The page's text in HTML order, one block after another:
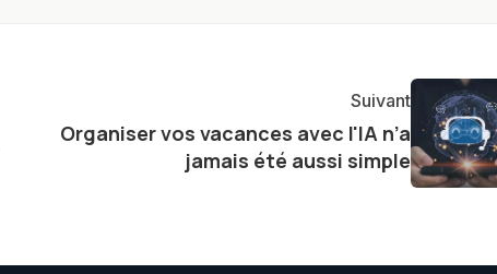
Suivant
Organiser vos vacances avec l'IA n’a
jamais été aussi simple